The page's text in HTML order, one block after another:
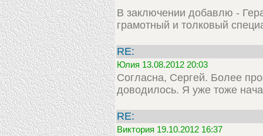
В заключении добавлю -
грамотный и толковый
RE:
Юлия 13.08.2012 20:03
Согласна, Сергей. Более
доводилось. Я уже тоже
RE:
Виктория 19.10.2012 16:37